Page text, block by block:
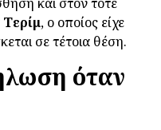
Τερίμ, ο οποίος είχε
σε τέτοια θέση.
όταν